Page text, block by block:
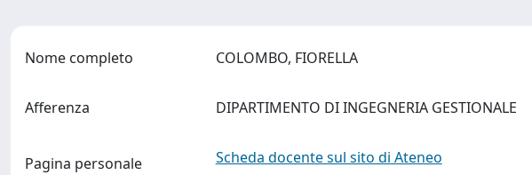
Nome completo COLOMBO, FIORELLA
Afferenza DIPARTIMENTO DI INGEGNERIA GESTIONALE
Pagina personale Scheda docente sul sito di Ateneo